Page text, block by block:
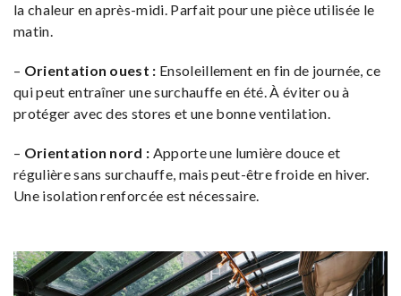
la chaleur en après-midi. Parfait pour une pièce utilisée le
matin.
– Orientation ouest : Ensoleillement en fin de journée, ce
qui peut entraîner une surchauffe en été. À éviter ou à
protéger avec des stores et une bonne ventilation.
– Orientation nord : Apporte une lumière douce et
régulière sans surchauffe, mais peut-être froide en hiver.
Une isolation renforcée est nécessaire.